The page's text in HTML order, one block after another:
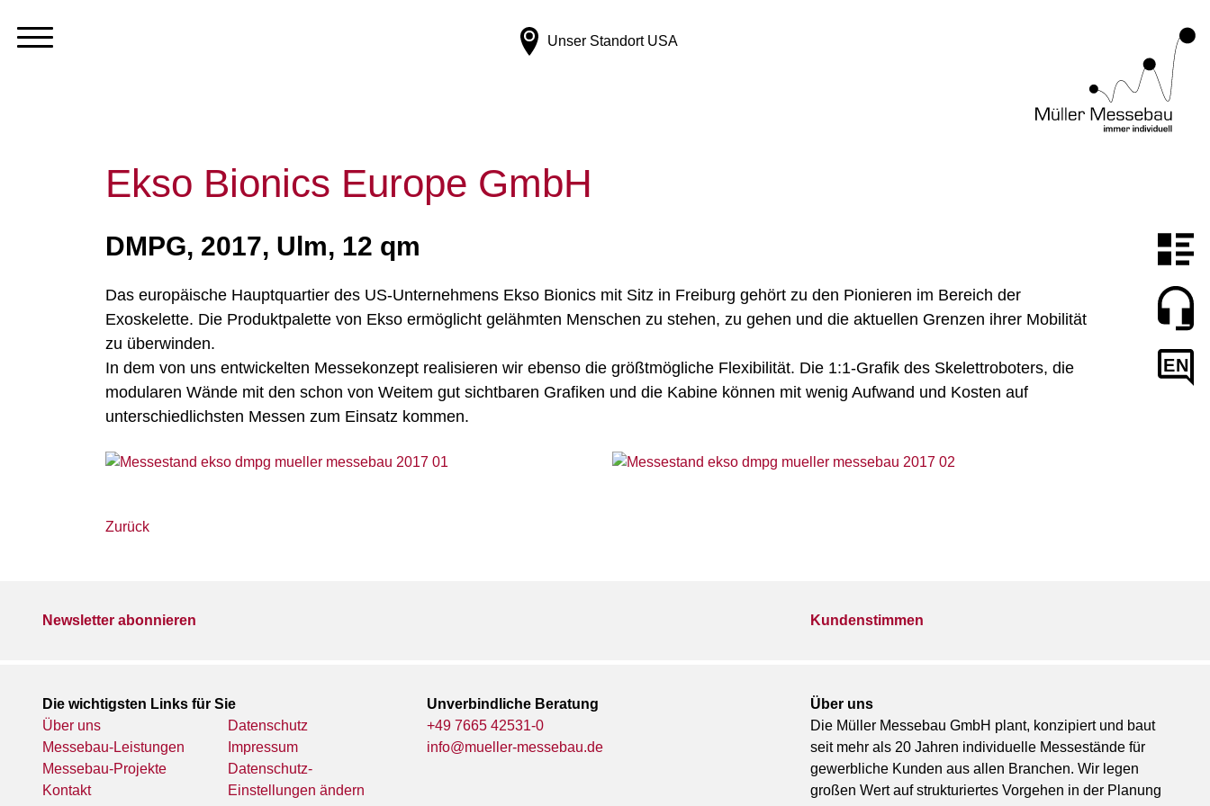
Unser Standort USA
EN
Ekso Bionics Europe GmbH
DMPG, 2017, Ulm, 12 qm
Das europäische Hauptquartier des US-Unternehmens Ekso Bionics mit Sitz in Freiburg gehört zu den Pionieren im Bereich der
Exoskelette. Die Produktpalette von Ekso ermöglicht gelähmten Menschen zu stehen, zu gehen und die aktuellen Grenzen ihrer Mobilität
zu überwinden.
In dem von uns entwickelten Messekonzept realisieren wir ebenso die größtmögliche Flexibilität. Die 1:1-Grafik des Skelettroboters, die
modularen Wände mit den schon von Weitem gut sichtbaren Grafiken und die Kabine können mit wenig Aufwand und Kosten auf
unterschiedlichsten Messen zum Einsatz kommen.
Zurück
Newsletter abonnieren Kundenstimmen
Die wichtigsten Links für Sie
Über uns
Messebau-Leistungen
Messebau-Projekte
Kontakt
Datenschutz
Impressum
Datenschutz-
Einstellungen ändern
Unverbindliche Beratung
+49 7665 42531-0
info@mueller-messebau.de
Über uns
Die Müller Messebau GmbH plant, konzipiert und baut
seit mehr als 20 Jahren individuelle Messestände für
gewerbliche Kunden aus allen Branchen. Wir legen
großen Wert auf strukturiertes Vorgehen in der Planung